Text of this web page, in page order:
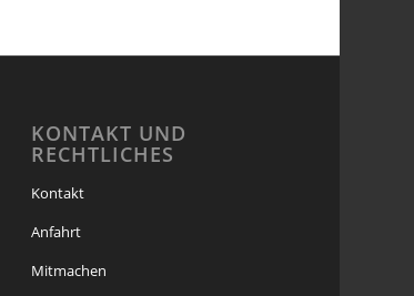
KONTAKT UND
RECHTLICHES
Kontakt
Anfahrt
Mitmachen